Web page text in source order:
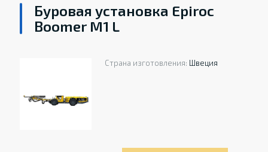
Буровая установка Epiroc
Boomer M1 L
Страна изготовления: Швеция